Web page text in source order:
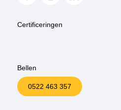
Certificeringen
Bellen
0522 463 357